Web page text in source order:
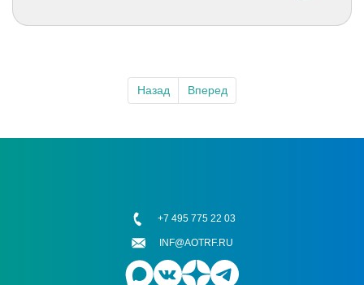
Назад Вперед
+7 495 775 22 03
INF@AOTRF.RU